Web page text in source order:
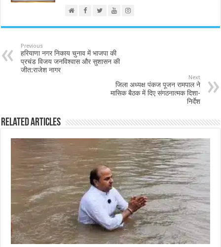
Previous
हरियाणा नगर निकाय चुनाव में भाजपा की
प्रचंड विजय जनविश्वास और सुशासन की
जीत:राजेश नागर
Next
जिला अध्यक्ष पंकज पूजन रामपाल ने
मासिक बैठक में दिए संगठनात्मक दिशा-
निर्देश
Related Articles